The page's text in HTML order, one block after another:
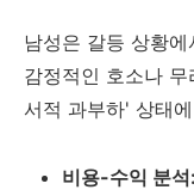
남성은 갈등 상황
감정적인 호소나
서적 과부하' 상태
비용-수익 분석: